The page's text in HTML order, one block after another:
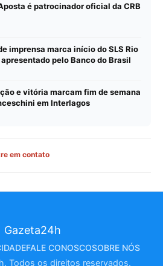
é patrocinador oficial da CRB
imprensa marca início do SLS Rio
pelo Banco do Brasil
e vitória marcam fim de semana
em Interlagos
em contato
FALE CONOSCOSOBRE NÓS
Todos os direitos reservados.